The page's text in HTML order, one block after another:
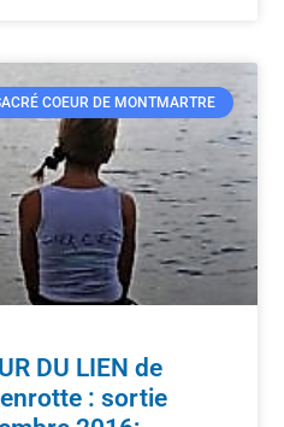
COEUR DE MONTMARTRE
DU LIEN de
: sortie